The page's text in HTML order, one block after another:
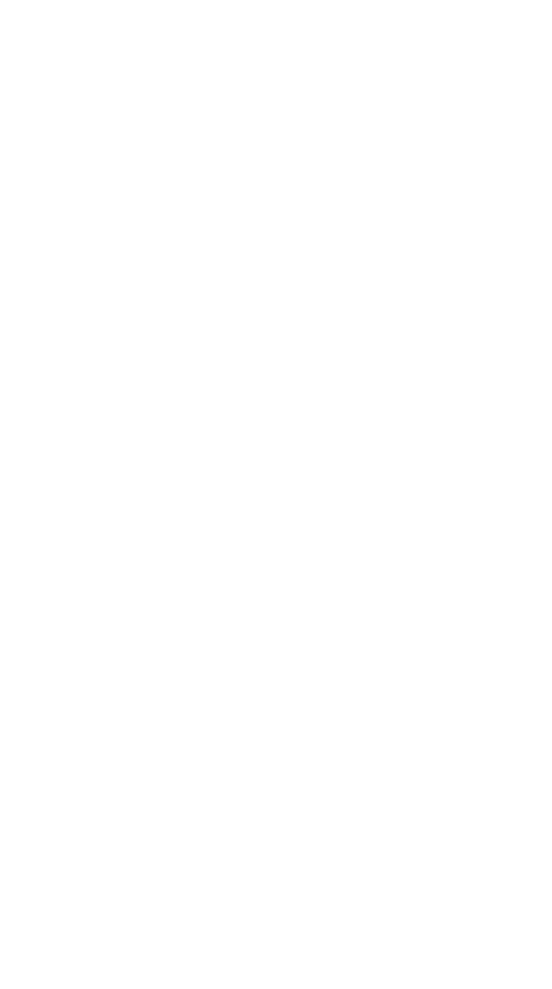
制御機器販売店・
いようお願いしま
ズにご登録され
当社の共同利用者
囲」に記載されて
得ず変更すること
1000ppm以下、
以下、フタル酸ジブチ
ではありません。
製品に未対応品が
年1月12日よ
類) : 1000ppm、
さない年数を意
に通知します。
は、取り引きをい